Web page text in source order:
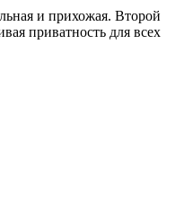
и прихожая. Второй
приватность для всех